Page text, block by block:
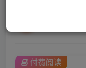
付费阅读